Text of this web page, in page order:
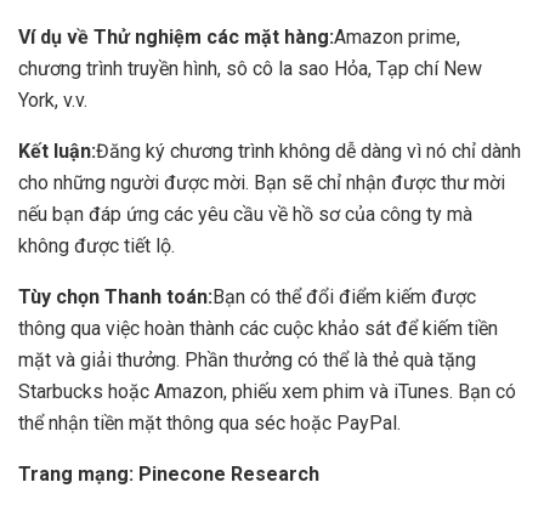
Ví dụ về Thử nghiệm các mặt hàng:Amazon prime,
chương trình truyền hình, sô cô la sao Hỏa, Tạp chí New
York, v.v.
Kết luận:Đăng ký chương trình không dễ dàng vì nó chỉ dành
cho những người được mời. Bạn sẽ chỉ nhận được thư mời
nếu bạn đáp ứng các yêu cầu về hồ sơ của công ty mà
không được tiết lộ.
Tùy chọn Thanh toán:Bạn có thể đổi điểm kiếm được
thông qua việc hoàn thành các cuộc khảo sát để kiếm tiền
mặt và giải thưởng. Phần thưởng có thể là thẻ quà tặng
Starbucks hoặc Amazon, phiếu xem phim và iTunes. Bạn có
thể nhận tiền mặt thông qua séc hoặc PayPal.
Trang mạng: Pinecone Research